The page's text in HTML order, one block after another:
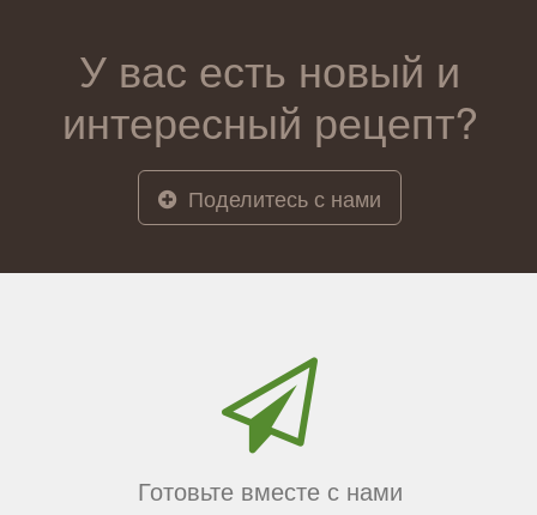
У вас есть новый и
интересный рецепт?
Поделитесь с нами
Готовьте вместе с нами